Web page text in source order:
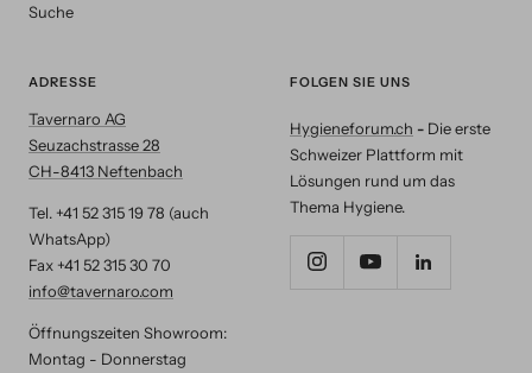
Suche
ADRESSE
Tavernaro AG
Seuzachstrasse 28
CH-8413 Neftenbach
Tel. +41 52 315 19 78 (auch
WhatsApp)
Fax +41 52 315 30 70
info@tavernaro.com
Öffnungszeiten Showroom:
Montag - Donnerstag
FOLGEN SIE UNS
Hygieneforum.ch - Die erste
Schweizer Plattform mit
Lösungen rund um das
Thema Hygiene.